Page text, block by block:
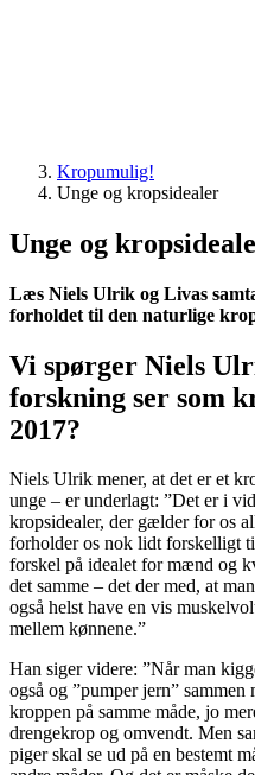
Kropumulig!
Unge og kropsidealer
Unge og
Læs Niels Ulrik og Livas
forholdet til den naturlige
Vi spørger Niels
forskning ser som
2017?
Niels Ulrik mener, at det er et
unge – er underlagt: ”Det er i
kropsidealer, der gælder for os
forholder os nok lidt forskelligt
forskel på idealet for mænd og
det samme – det der med, at
også helst have en vis
mellem kønnene.”
Han siger videre: ”Når man
også og ”pumper jern”
kroppen på samme måde, jo
drengekrop og omvendt. Men
piger skal se ud på en bestemt